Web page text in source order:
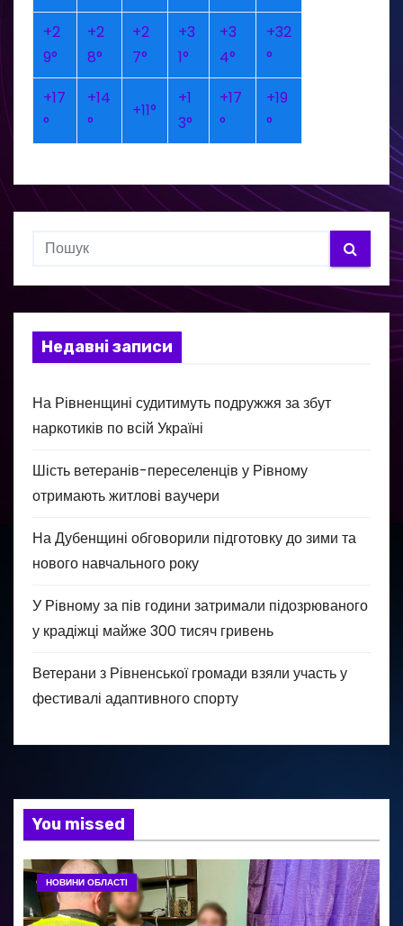
+2
9°
+2
8°
+2
7°
+3
1°
+3
4°
+32
°
+17
°
+14
°
+11°
+1
3°
+17
°
+19
°
Недавні записи
На Рівненщині судитимуть подружжя за збут
наркотиків по всій Україні
Шість ветеранів-переселенців у Рівному
отримають житлові ваучери
На Дубенщині обговорили підготовку до зими та
нового навчального року
У Рівному за пів години затримали підозрюваного
у крадіжці майже 300 тисяч гривень
Ветерани з Рівненської громади взяли участь у
фестивалі адаптивного спорту
You missed
НОВИНИ ОБЛАСТІ